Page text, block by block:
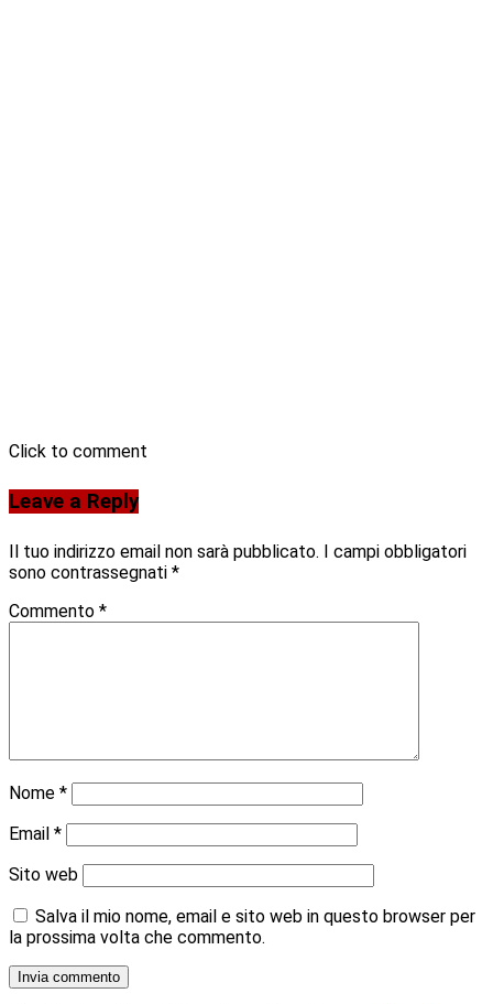
Click to comment
Leave a Reply
Il tuo indirizzo email non sarà pubblicato. I campi obbligatori
sono contrassegnati *
Commento *
Nome *
Email *
Sito web
Salva il mio nome, email e sito web in questo browser per
la prossima volta che commento.